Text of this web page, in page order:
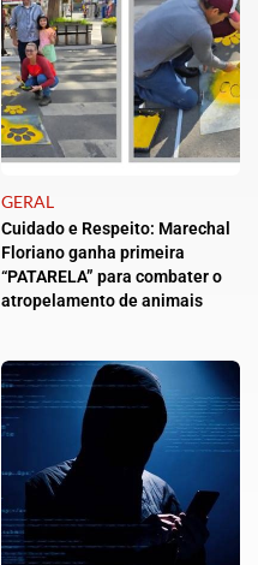
GERAL
Cuidado e Respeito: Marechal
Floriano ganha primeira
“PATARELA” para combater o
atropelamento de animais